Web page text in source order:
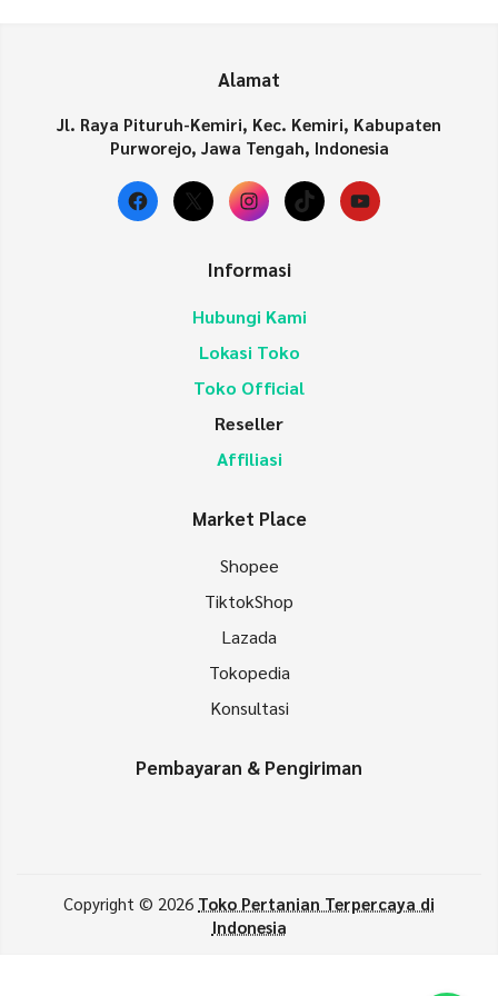
Alamat
Jl. Raya Pituruh-Kemiri, Kec. Kemiri, Kabupaten
Purworejo, Jawa Tengah, Indonesia
Facebook
X Instagram
TikTokYouTube
Informasi
Hubungi Kami
Lokasi Toko
Toko Official
Reseller
Affiliasi
Market Place
Shopee
TiktokShop
Lazada
Tokopedia
Konsultasi
Pembayaran & Pengiriman
Copyright © 2026 Toko Pertanian Terpercaya di
Indonesia